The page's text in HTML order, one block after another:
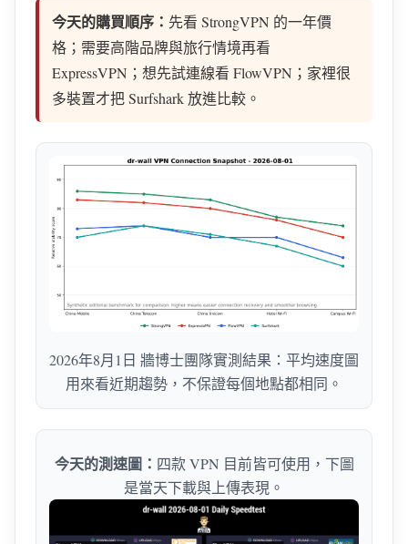
今天的購買順序： 先看 StrongVPN 的一年價
格；需要高階品牌與旅行情境再看
ExpressVPN；想先試連線看 FlowVPN；家裡很
多裝置才把 Surfshark 放進比較。
2026年8月1日 牆博士團隊實測結果：平均速度圖
用來看近期趨勢，不保證每個地點都相同。
今天的測速圖： 四款 VPN 目前皆可使用，下圖
是當天下載與上傳表現。